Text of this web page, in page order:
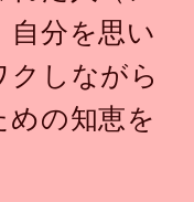
自分を思い
クしながら
の知恵を